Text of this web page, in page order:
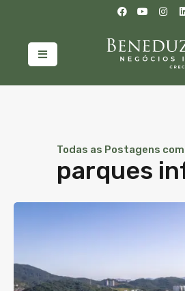
Todas as Postagens com
parques